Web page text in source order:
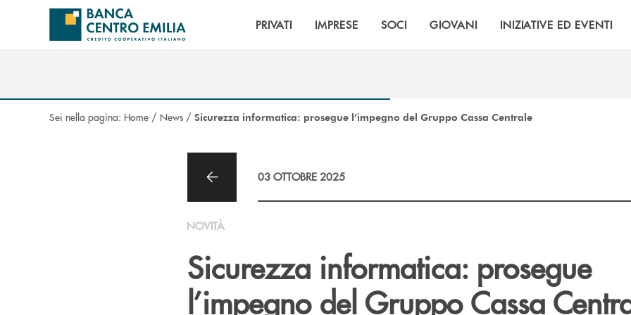
Salta al contenuto principale
PRIVATI IMPRESE SOCI GIOVANI INIZIATIVE ED EVENTI
Sei nella pagina: Home / News / Sicurezza informatica: prosegue l’impegno del Gruppo Cassa Centrale
03 OTTOBRE 2025
NOVITÀ
Sicurezza informatica: prosegue
l’impegno del Gruppo Cassa